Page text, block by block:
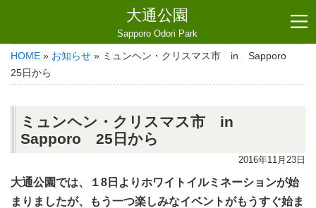
大通公園
Sapporo Odori Park
HOME » お知らせ » ミュンヘン・クリスマス市 in Sapporo
25日から
ミュンヘン・クリスマス市 in
Sapporo 25日から
2016年11月23日
大通公園では、１8日よりホワイトイルミネーションが始
まりましたが、もう一つ楽しみなイベントがもうすぐ始ま